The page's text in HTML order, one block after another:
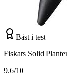
Bäst i test
Fiskars Solid
9.6/10